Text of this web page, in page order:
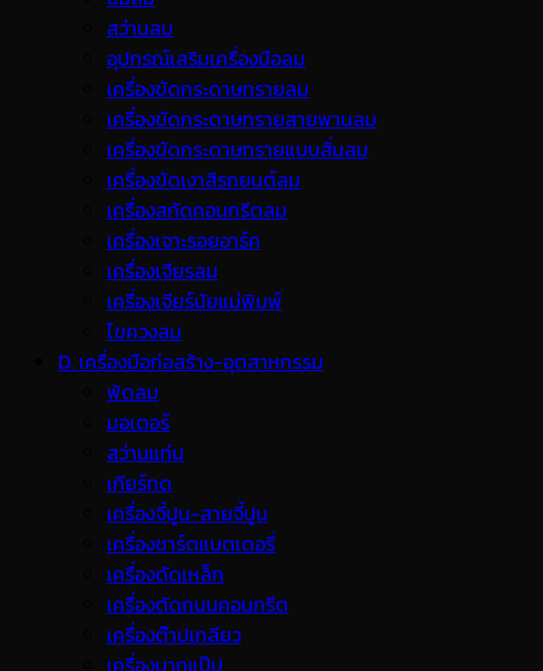
สว่านลม
อุปกรณ์เสริมเครื่องมือลม
เครื่องขัดกระดาษทรายลม
เครื่องขัดกระดาษทรายสายพานลม
เครื่องขัดกระดาษทรายแบบสั่นลม
เครื่องขัดเงาสีรถยนต์ลม
เครื่องสกัดคอนกรีตลม
เครื่องเจาะรอยอาร์ค
เครื่องเจียรลม
เครื่องเจียร์นัยแม่พิมพ์
ไขควงลม
D. เครื่องมือก่อสร้าง-อุตสาหกรรม
พ้ดลม
มอเตอร์
สว่านแท่น
เกียร์ทด
เครื่องจี้ปูน-สายจี้ปูน
เครื่องชาร์ตแบตเตอรี่
เครื่องดัดเหล็ก
เครื่องตัดถนนคอนกรีต
เครื่องต๊าปเกลียว
เครื่องบากแป๊ป